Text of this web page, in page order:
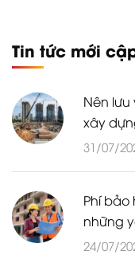
Tin tức mới
Nên
xây
31/07/
Phí
những
24/07/